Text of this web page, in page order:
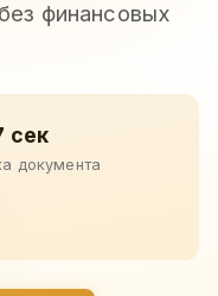
финансовых
сек
документа